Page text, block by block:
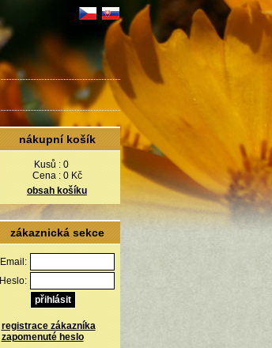
nákupní košík
Kusů : 0
Cena : 0 Kč
obsah košíku
zákaznická sekce
Email:
Heslo:
registrace zákazníka
zapomenuté heslo